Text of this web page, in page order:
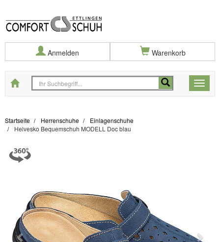
Anmelden Warenkorb
Toggle
Startseite
Startseite Herrenschuhe
Einlagenschuhe
Helvesko Bequemschuh MODELL Doc blau